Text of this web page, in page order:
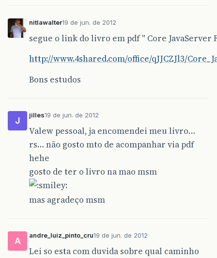
nitlawalter19 de jun. de 2012
segue o link do livro em pdf " Core JavaServer
http://www.4shared.com/office/qJJCZJl3/
Bons estudos
J
jilles19 de jun. de 2012
Valew pessoal, ja encomendei meu livro…
rs… não gosto mto de acompanhar via pdf
hehe
gosto de ter o livro na mao msm
mas agradeço msm
A
andre_luiz_pinto_cru19 de jun. de 2012
Lei so esta com duvida sobre qual caminho